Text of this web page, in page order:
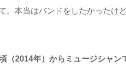
。本当はバンドをしたかったけ
（2014年）からミュージシャン